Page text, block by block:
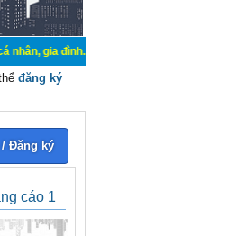
Mua bán, ký gửi, cho thuê thiết bị hệ
đăng ký
Đăng ký
cáo 1